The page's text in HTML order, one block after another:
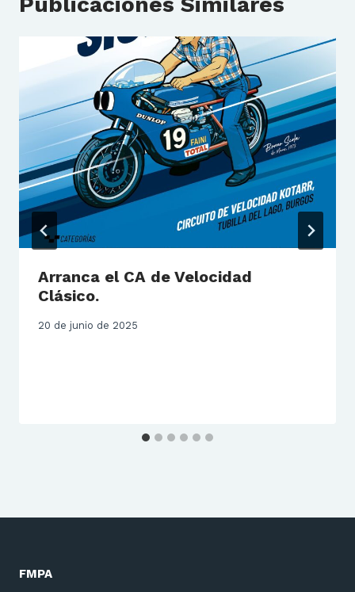
Arranca el CA de Velocidad
Clásico.
20 de junio de 2025
FMPA